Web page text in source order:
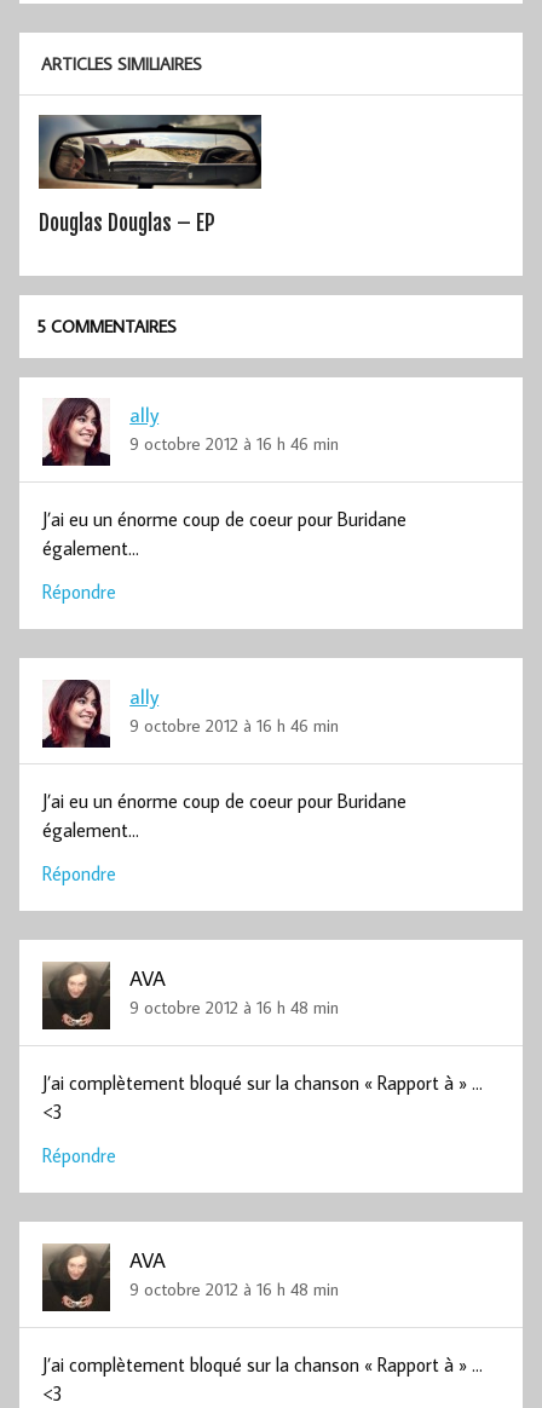
l’article
ARTICLES SIMILIAIRES
Douglas Douglas – EP
5 COMMENTAIRES
ally
9 octobre 2012 à 16 h 46 min
J’ai eu un énorme coup de coeur pour Buridane
également…
Répondre
ally
9 octobre 2012 à 16 h 46 min
J’ai eu un énorme coup de coeur pour Buridane
également…
Répondre
AVA
9 octobre 2012 à 16 h 48 min
J’ai complètement bloqué sur la chanson « Rapport à » …
<3
Répondre
AVA
9 octobre 2012 à 16 h 48 min
J’ai complètement bloqué sur la chanson « Rapport à » …
<3